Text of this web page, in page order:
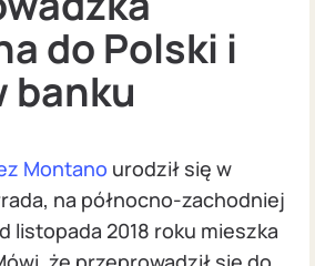
do Polski i
banku
Montano urodził się w
na północno-zachodniej
listopada 2018 roku mieszka